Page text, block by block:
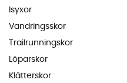
Isyxor
Vandringsskor
Trailrunningskor
Löparskor
Klätterskor